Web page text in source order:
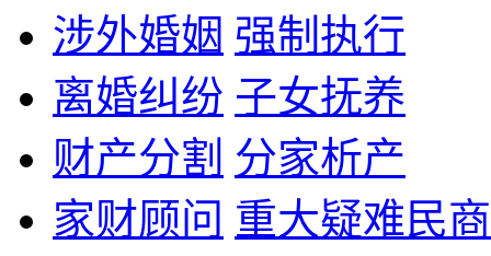
涉外婚姻 强制执行
离婚纠纷 子女抚养
财产分割 分家析产
家财顾问 重大疑难民